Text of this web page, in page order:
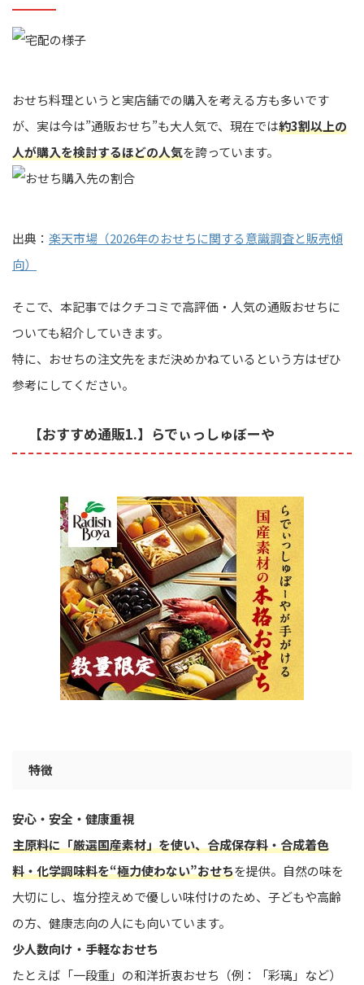
おせち料理というと実店舗での購入を考える方も多いです
が、実は今は”通販おせち”も大人気で、現在では約3割以上の
人が購入を検討するほどの人気を誇っています。
出典： 楽天市場（2026年のおせちに関する意識調査と販売傾
向）
そこで、本記事ではクチコミで高評価・人気の通販おせちに
ついても紹介していきます。
特に、おせちの注文先をまだ決めかねているという方はぜひ
参考にしてください。
【おすすめ通販1.】らでぃっしゅぼーや
特徴
安心・安全・健康重視
主原料に「厳選国産素材」を使い、合成保存料・合成着色
料・化学調味料を“極力使わない”おせちを提供。自然の味を
大切にし、塩分控えめで優しい味付けのため、子どもや高齢
の方、健康志向の人にも向いています。
少人数向け・手軽なおせち
たとえば「一段重」の和洋折衷おせち（例：「彩璃」など）